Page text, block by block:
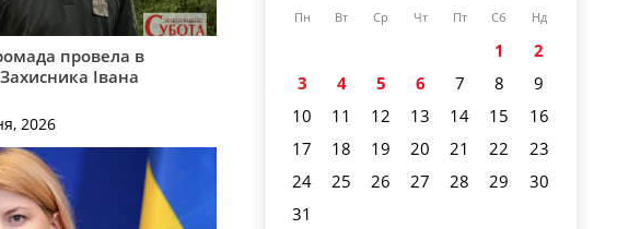
провела в
Івана
2026
Пн Вт Ср Чт Пт Сб Нд
1
2
3
4 5 6 7 8
9
10
11 12 13 14 15
16
17
18 19 20 21 22
23
24
25 26 27 28 29
30
31